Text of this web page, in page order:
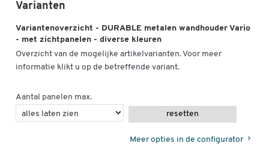
Varianten
Variantenoverzicht - DURABLE metalen wandhouder Vario
- met zichtpanelen - diverse kleuren
Overzicht van de mogelijke artikelvarianten. Voor meer
informatie klikt u op de betreffende variant.
Aantal panelen max.
resetten
Meer opties in de configurator